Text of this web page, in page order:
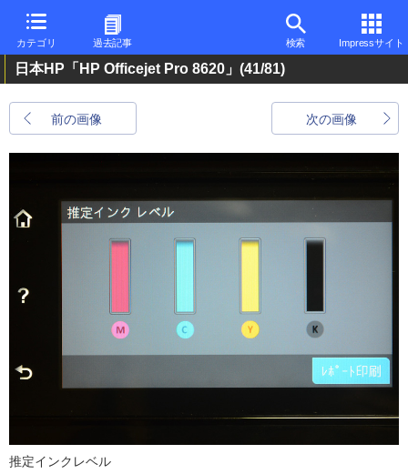
カテゴリ 過去記事 検索 Impressサイト
日本HP「HP Officejet Pro 8620」 (41/81)
前の画像 次の画像
推定インクレベル